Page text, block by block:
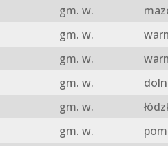
gm. w.
gm. w.
gm. w.
gm. w.
gm. w.
gm. w.